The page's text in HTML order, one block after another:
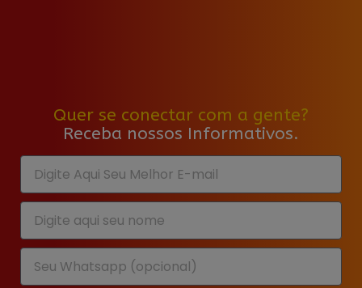
Quer se conectar com a gente?
Receba nossos Informativos.